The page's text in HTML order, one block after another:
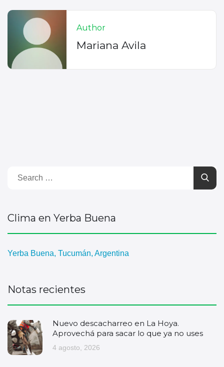
Author
Mariana Avila
Clima en Yerba Buena
Yerba Buena, Tucumán, Argentina
Notas recientes
Nuevo descacharreo en La Hoya.
Aprovechá para sacar lo que ya no uses
4 agosto, 2026